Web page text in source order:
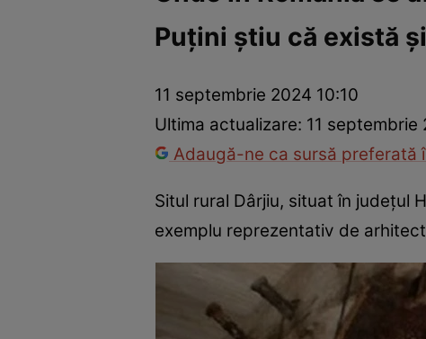
InternaționalFapt diversTehnologie
Puțini știu că există
11 septembrie 2024 10:10
Ultima actualizare: 11 septembrie
Adaugă-ne ca sursă preferată
Situl rural Dârjiu, situat în județul
exemplu reprezentativ de